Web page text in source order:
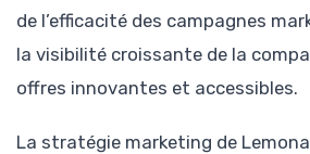
de l’efficacité des campagnes
la visibilité croissante de la
offres innovantes et accessibles.
La stratégie marketing de